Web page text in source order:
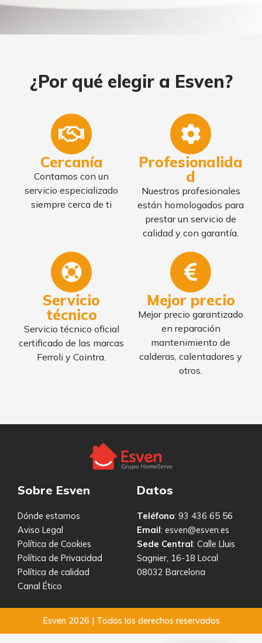
¿Por qué elegir a Esven?
Cercanía
Contamos con un
servicio especializado
siempre cerca de ti
Profesionalida
d
Nuestros profesionales
están homologados para
prestar un servicio de
calidad y con garantía.
Servicio
técnico
Servicio técnico oficial
certificado de las marcas
Ferroli y Cointra.
Mejor precio
Mejor precio garantizado
en reparación
mantenimiento de
calderas, calentadores y
otros.
Sobre Esven
Dónde estamos
Aviso Legal
Política de Cookies
Política de Privacidad
Política de calidad
Canal Ético
Datos
Teléfono: 93 436 65 56
Email: esven@esven.es
Sede Central: Calle Lluis
Sagnier, 16-18 Local
08032 Barcelona
Esven 2026 | Todos los derechos reservados